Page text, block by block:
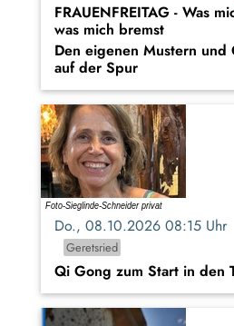
FRAUENFREITAG - Was
was mich bremst
Den eigenen Mustern und
auf der Spur
Do., 08.10.2026 08:15 Uhr
Geretsried
Qi Gong zum Start in den